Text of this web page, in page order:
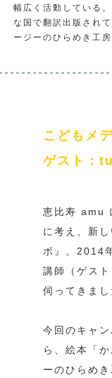
幅広く活動している
な国で翻訳出版され
ージーのひらめき工
こどもメ
ゲスト：
恵比寿 amu
に考え、新
ボ』。2014
講師（ゲス
伺ってきま
今回のキャ
ら、絵本「
ーのひらめ